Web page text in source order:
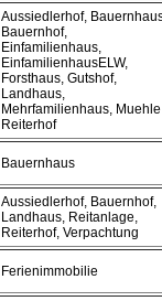
Aussiedlerhof,
Bauernhof,
Einfamilienhaus,
EinfamilienhausELW,
Forsthaus, Gutshof,
Landhaus,
Mehrfamilienhaus,
Reiterhof
Bauernhaus
Aussiedlerhof, Bauernhof,
Landhaus, Reitanlage,
Reiterhof, Verpachtung
Ferienimmobilie